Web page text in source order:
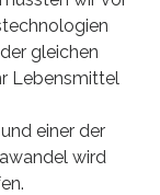
gleichen
Lebensmittel
einer der
wird